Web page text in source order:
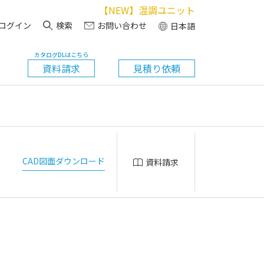
【NEW】温調ユニット
グイン 検索 お問い合わせ 日本語
資料請求
カタログDLはこちら
見積り依頼
CAD図面ダウンロード 資料請求